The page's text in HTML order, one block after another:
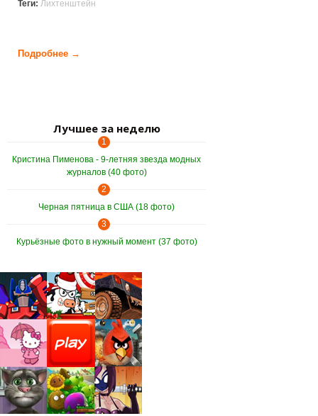
Теги: Лихтенштейн
Подробнее →
Лучшее за неделю
1
Кристина Пименова - 9-летняя звезда модных
журналов (40 фото)
2
Черная пятница в США (18 фото)
3
Курьёзные фото в нужный момент (37 фото)